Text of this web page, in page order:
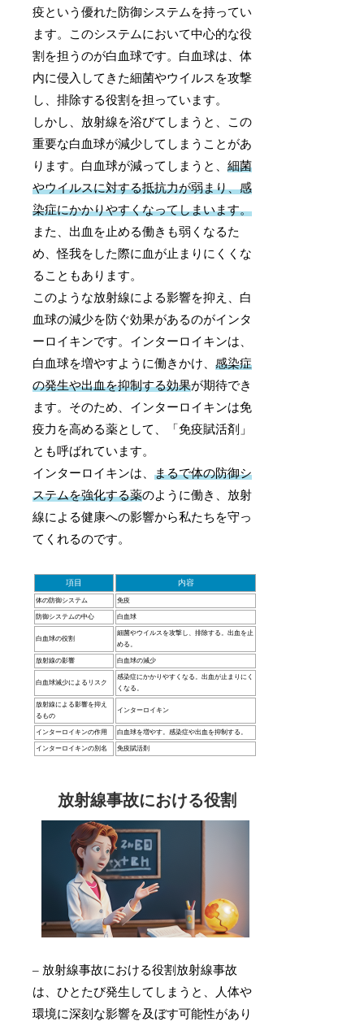
疫という優れた防御システムを持ってい
ます。このシステムにおいて中心的な役
割を担うのが白血球です。白血球は、体
内に侵入してきた細菌やウイルスを攻撃
し、排除する役割を担っています。
しかし、放射線を浴びてしまうと、この
重要な白血球が減少してしまうことがあ
ります。白血球が減ってしまうと、細菌
やウイルスに対する抵抗力が弱まり、感
染症にかかりやすくなってしまいます。
また、出血を止める働きも弱くなるた
め、怪我をした際に血が止まりにくくな
ることもあります。
このような放射線による影響を抑え、白
血球の減少を防ぐ効果があるのがインタ
ーロイキンです。インターロイキンは、
白血球を増やすように働きかけ、感染症
の発生や出血を抑制する効果が期待でき
ます。そのため、インターロイキンは免
疫力を高める薬として、「免疫賦活剤」
とも呼ばれています。
インターロイキンは、まるで体の防御シ
ステムを強化する薬のように働き、放射
線による健康への影響から私たちを守っ
てくれるのです。
項目 内容
体の防御システム 免疫
防御システムの中心 白血球
白血球の役割
細菌やウイルスを攻撃し、排除する。出血を止
める。
放射線の影響 白血球の減少
白血球減少によるリスク
感染症にかかりやすくなる。出血が止まりにく
くなる。
放射線による影響を抑え
るもの
インターロイキン
インターロイキンの作用 白血球を増やす。感染症や出血を抑制する。
インターロイキンの別名 免疫賦活剤
放射線事故における役割
– 放射線事故における役割放射線事故
は、ひとたび発生してしまうと、人体や
環境に深刻な影響を及ぼす可能性があり